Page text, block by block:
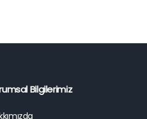
Bilgilerimiz